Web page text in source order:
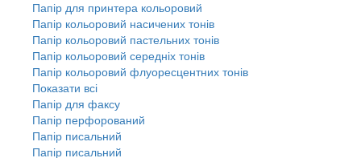
Папір для принтера кольоровий
Папір кольоровий насичених тонів
Папір кольоровий пастельних тонів
Папір кольоровий середніх тонів
Папір кольоровий флуоресцентних тонів
Показати всі
Папір для факсу
Папір перфорований
Папір писальний
Папір писальний